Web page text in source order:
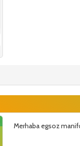
Merhaba egsoz